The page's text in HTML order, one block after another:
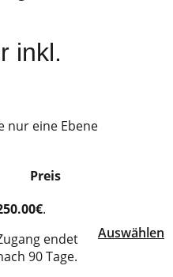
inkl.
nur eine Ebene
Preis
.
endet
90 Tage.
Auswählen